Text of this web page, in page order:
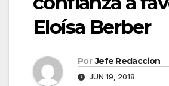
Eloísa Berber
Por Jefe Redaccion
JUN 19, 2018